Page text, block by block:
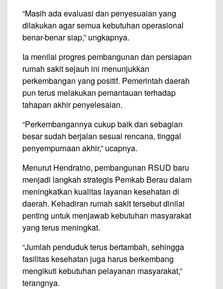
“Masih ada evaluasi dan penyesuaian yang
dilakukan agar semua kebutuhan operasional
benar-benar siap,” ungkapnya.
Ia menilai progres pembangunan dan persiapan
rumah sakit sejauh ini menunjukkan
perkembangan yang positif. Pemerintah daerah
pun terus melakukan pemantauan terhadap
tahapan akhir penyelesaian.
“Perkembangannya cukup baik dan sebagian
besar sudah berjalan sesuai rencana, tinggal
penyempurnaan akhir,” ucapnya.
Menurut Hendratno, pembangunan RSUD baru
menjadi langkah strategis Pemkab Berau dalam
meningkatkan kualitas layanan kesehatan di
daerah. Kehadiran rumah sakit tersebut dinilai
penting untuk menjawab kebutuhan masyarakat
yang terus meningkat.
“Jumlah penduduk terus bertambah, sehingga
fasilitas kesehatan juga harus berkembang
mengikuti kebutuhan pelayanan masyarakat,”
terangnya.